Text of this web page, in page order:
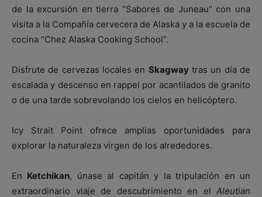
de la excursión en tierra “Sabores de Juneau” con una
visita a la Compañía cervecera de Alaska y a la escuela de
cocina “Chez Alaska Cooking School”.
Disfrute de cervezas locales en Skagwaytras un día de
escalada y descenso en rappel por acantilados de granito
o de una tarde sobrevolando los cielos en helicóptero.
Icy Strait Point ofrece amplias oportunidades para
explorar la naturaleza virgen de los alrededores.
En Ketchikan, únase al capitán y la tripulación en un
extraordinario viaje de descubrimiento en el Aleutian